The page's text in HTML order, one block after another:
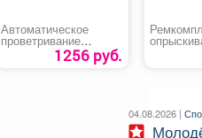
Автоматическое
проветривание
теплицы
«Термопривод 300С»
1256 руб. «ОП-
04.08.2026 |